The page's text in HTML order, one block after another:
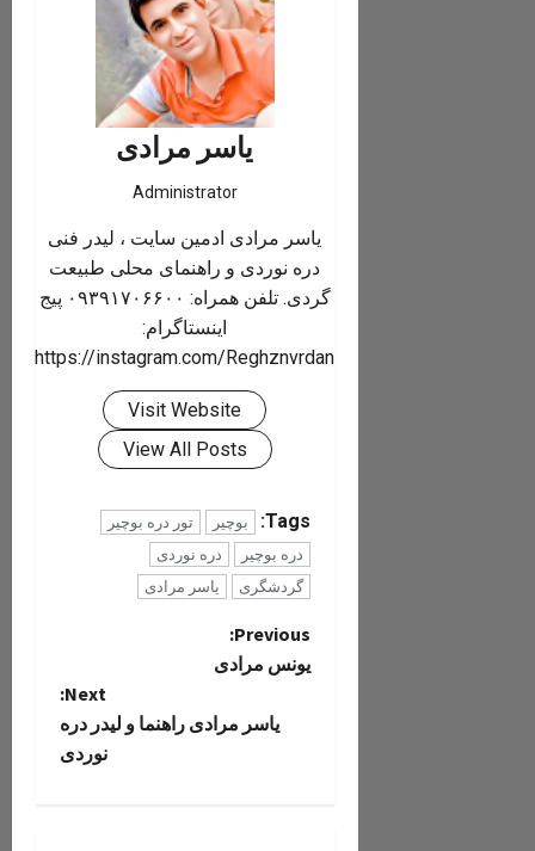
یاسر مرادی
Administrator
یاسر مرادی ادمین سایت ، لیدر فنی
دره نوردی و راهنمای محلی طبیعت
گردی. تلفن همراه: ۰۹۳۹۱۷۰۶۶۰۰ پیج
اینستاگرام:
https://instagram.com/Reghznvrdan
Visit Website
View All Posts
Tags: بوچیر
تور دره بوچیر
دره بوچیر
دره نوردی
گردشگری
یاسر مرادی
P
Previous:
یونس مرادی
Next:
یاسر مرادی راهنما و لیدر دره
نوردی